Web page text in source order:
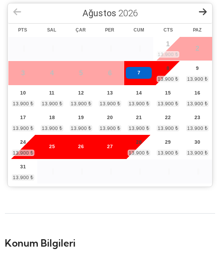
Ağustos 2026
PTS SAL ÇAR PER CUM CTS PAZ
1
2
3 4 5 6 7
8 9
10 11 12 13 14 15 16
17 18 19 20 21 22 23
24
25
26 27
28 29 30
31
Konum Bilgileri